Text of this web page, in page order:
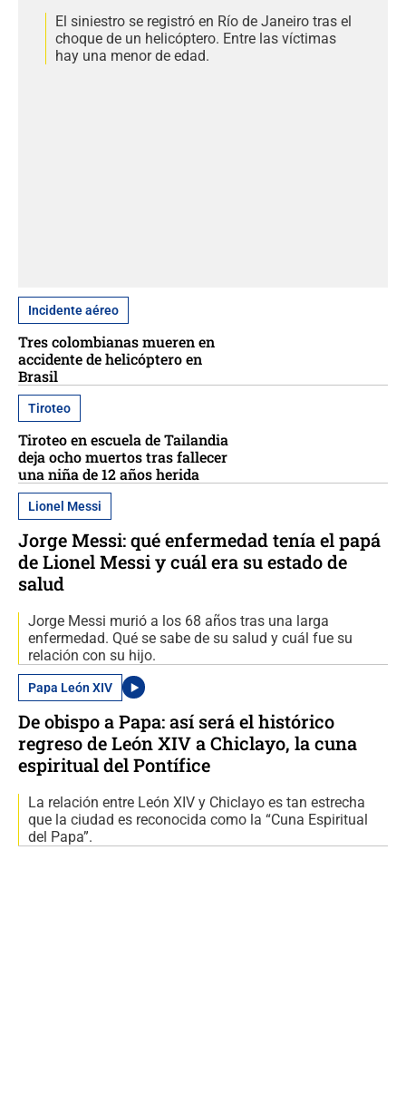
El siniestro se registró en Río de Janeiro tras el
choque de un helicóptero. Entre las víctimas
hay una menor de edad.
Incidente aéreo
Tres colombianas mueren en
accidente de helicóptero en
Brasil
Tiroteo
Tiroteo en escuela de Tailandia
deja ocho muertos tras fallecer
una niña de 12 años herida
Lionel Messi
Jorge Messi: qué enfermedad tenía el papá
de Lionel Messi y cuál era su estado de
salud
Jorge Messi murió a los 68 años tras una larga
enfermedad. Qué se sabe de su salud y cuál fue su
relación con su hijo.
Papa León XIV
De obispo a Papa: así será el histórico
regreso de León XIV a Chiclayo, la cuna
espiritual del Pontífice
La relación entre León XIV y Chiclayo es tan estrecha
que la ciudad es reconocida como la “Cuna Espiritual
del Papa”.